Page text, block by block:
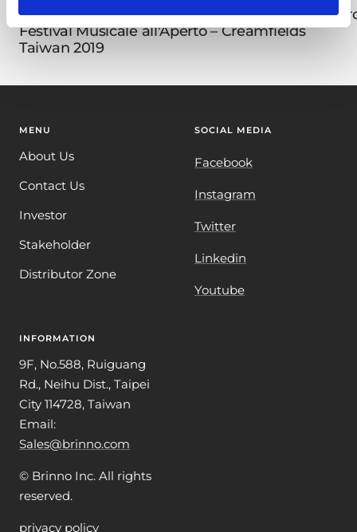
Video Time Lapse del Montaggio del
Festival Musicale all'Aperto – Creamfields
Taiwan 2019
MENU
About Us
Contact Us
Investor
Stakeholder
Distributor Zone
SOCIAL MEDIA
Facebook
Instagram
Twitter
Linkedin
Youtube
INFORMATION
9F, No.588, Ruiguang
Rd., Neihu Dist., Taipei
City 114728, Taiwan
Email:
Sales@brinno.com
© Brinno Inc. All rights
reserved.
privacy policy